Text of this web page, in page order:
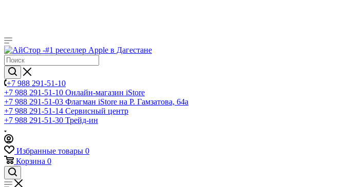
+7 988 291-51-10
+7 988 291-51-10 Онлайн-магазин iStore
+7 988 291-51-03 Флагман iStore на Р. Гамзатова, 64а
+7 988 291-51-14 Сервисный центр
+7 988 291-51-30 Трейд-ин
Избранные товары 0
Корзина 0